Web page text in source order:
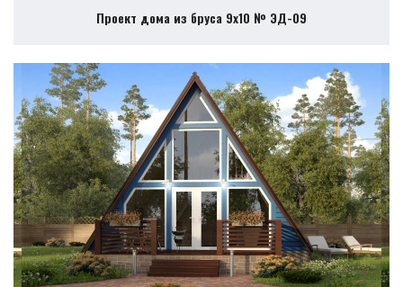
Проект дома из бруса 9х10 № ЭД-09